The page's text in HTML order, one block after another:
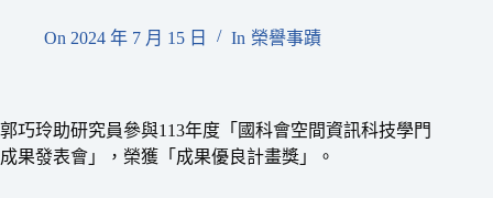
On 2024 年 7 月 15 日 In 榮譽事蹟
郭巧玲助研究員參與113年度「國科會空間資訊科技學門
成果發表會」，榮獲「成果優良計畫獎」。